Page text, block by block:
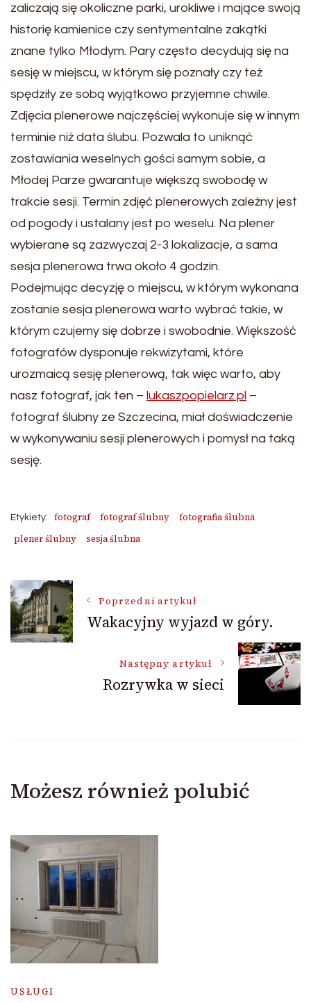
zaliczają się okoliczne parki, urokliwe i mające swoją
historię kamienice czy sentymentalne zakątki
znane tylko Młodym. Pary często decydują się na
sesję w miejscu, w którym się poznały czy też
spędziły ze sobą wyjątkowo przyjemne chwile.
Zdjęcia plenerowe najczęściej wykonuje się w innym
terminie niż data ślubu. Pozwala to uniknąć
zostawiania weselnych gości samym sobie, a
Młodej Parze gwarantuje większą swobodę w
trakcie sesji. Termin zdjęć plenerowych zależny jest
od pogody i ustalany jest po weselu. Na plener
wybierane są zazwyczaj 2-3 lokalizacje, a sama
sesja plenerowa trwa około 4 godzin.
Podejmując decyzję o miejscu, w którym wykonana
zostanie sesja plenerowa warto wybrać takie, w
którym czujemy się dobrze i swobodnie. Większość
fotografów dysponuje rekwizytami, które
urozmaicą sesję plenerową, tak więc warto, aby
nasz fotograf, jak ten – lukaszpopielarz.pl –
fotograf ślubny ze Szczecina, miał doświadczenie
w wykonywaniu sesji plenerowych i pomysł na taką
sesję.
Etykiety: fotograf fotograf ślubny
fotografia ślubna
plener ślubny
sesja ślubna
Nawigacja
wpisu
Poprzedni artykuł
Wakacyjny wyjazd w góry.
Następny artykuł
Rozrywka w sieci
Możesz również polubić
USŁUGI